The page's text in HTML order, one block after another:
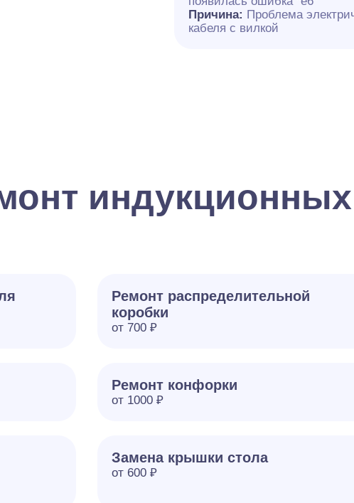
Причина: Проблема
кабеля с вилкой
Ремонт распределительной
коробки
от 700 ₽
Ремонт конфорки
от 1000 ₽
Замена крышки стола
от 600 ₽